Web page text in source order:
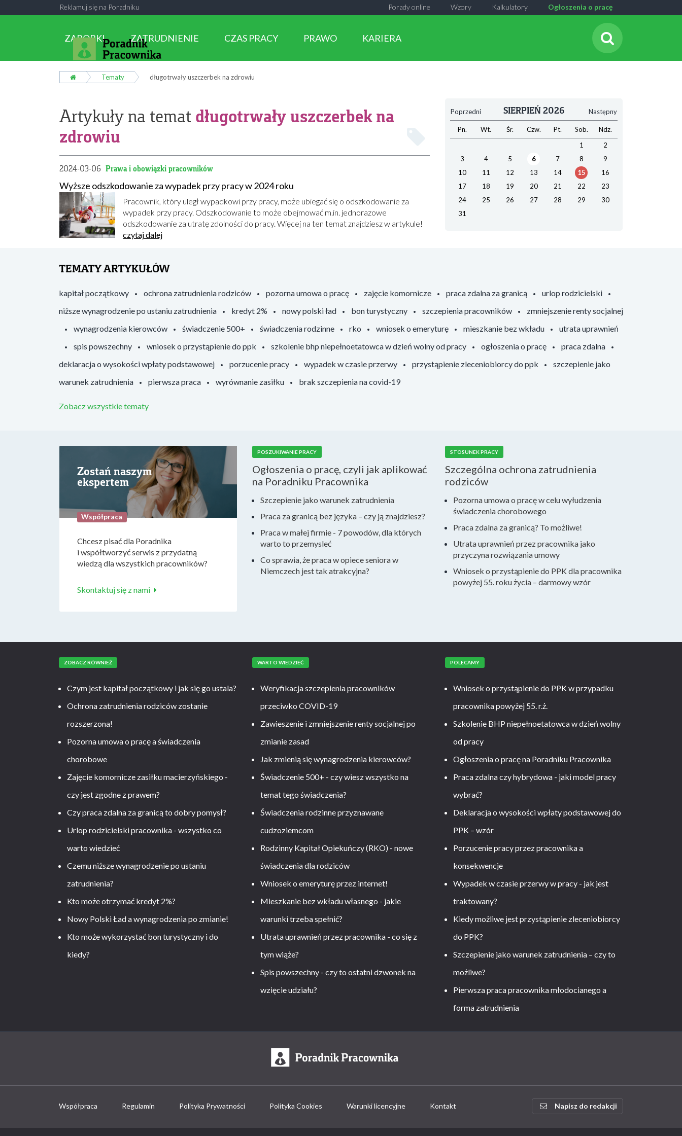
Reklamuj się na Poradniku Ogłoszenia o pracę
Kalkulatory
Wzory
Porady online
ZAROBKI ZATRUDNIENIE CZAS PRACY PRAWO KARIERA
Tematy długotrwały uszczerbek na zdrowiu
Artykuły na temat długotrwały uszczerbek na
zdrowiu
2024-03-06 Prawa i obowiązki pracowników
Wyższe odszkodowanie za wypadek przy pracy w 2024 roku
Pracownik, który uległ wypadkowi przy pracy, może ubiegać się o odszkodowanie za
wypadek przy pracy. Odszkodowanie to może obejmować m.in. jednorazowe
odszkodowanie za utratę zdolności do pracy. Więcej na ten temat znajdziesz w artykule!
czytaj dalej
Poprzedni Następny
SIERPIEŃ 2026
Pn. Wt. Śr. Czw. Pt. Sob.
Ndz.
1
2
3
4 5 6 7 8
9
10
11 12 13 14 15
16
17
18 19 20 21 22
23
24
25 26 27 28 29
30
31
TEMATY ARTYKUŁÓW
kapitał początkowy ochrona zatrudnienia rodziców pozorna umowa o pracę zajęcie komornicze praca zdalna za granicą
urlop rodzicielski
niższe wynagrodzenie po ustaniu zatrudnienia
kredyt 2% nowy polski ład bon turystyczny szczepienia pracowników
zmniejszenie renty socjalnej
wynagrodzenia kierowców
świadczenie 500+ świadczenia rodzinne rko wniosek o emeryturę mieszkanie bez wkładu
utrata uprawnień
spis powszechny
wniosek o przystąpienie do ppk szkolenie bhp niepełnoetatowca w dzień wolny od pracy ogłoszenia o pracę
praca zdalna
deklaracja o wysokości wpłaty podstawowej
porzucenie pracy wypadek w czasie przerwy przystąpienie zleceniobiorcy do ppk
szczepienie jako
warunek zatrudnienia
pierwsza praca wyrównanie zasiłku brak szczepienia na covid-19
Zobacz wszystkie tematy
Zostań naszym
ekspertem
Współpraca
Chcesz pisać dla Poradnika
i współtworzyć serwis z przydatną
wiedzą dla wszystkich pracowników?
Skontaktuj się z nami
POSZUKIWANIE PRACY
Ogłoszenia o pracę, czyli jak aplikować
na Poradniku Pracownika
Szczepienie jako warunek zatrudnienia
Praca za granicą bez języka – czy ją znajdziesz?
Praca w małej firmie - 7 powodów, dla których
warto to przemysleć
Co sprawia, że praca w opiece seniora w
Niemczech jest tak atrakcyjna?
STOSUNEK PRACY
Szczególna ochrona zatrudnienia
rodziców
Pozorna umowa o pracę w celu wyłudzenia
świadczenia chorobowego
Praca zdalna za granicą? To możliwe!
Utrata uprawnień przez pracownika jako
przyczyna rozwiązania umowy
Wniosek o przystąpienie do PPK dla pracownika
powyżej 55. roku życia – darmowy wzór
ZOBACZ RÓWNIEŻ
Czym jest kapitał początkowy i jak się go ustala?
Ochrona zatrudnienia rodziców zostanie
rozszerzona!
Pozorna umowa o pracę a świadczenia
chorobowe
Zajęcie komornicze zasiłku macierzyńskiego -
czy jest zgodne z prawem?
Czy praca zdalna za granicą to dobry pomysł?
Urlop rodzicielski pracownika - wszystko co
warto wiedzieć
Czemu niższe wynagrodzenie po ustaniu
zatrudnienia?
Kto może otrzymać kredyt 2%?
Nowy Polski Ład a wynagrodzenia po zmianie!
Kto może wykorzystać bon turystyczny i do
kiedy?
WARTO WIEDZIEĆ
Weryfikacja szczepienia pracowników
przeciwko COVID-19
Zawieszenie i zmniejszenie renty socjalnej po
zmianie zasad
Jak zmienią się wynagrodzenia kierowców?
Świadczenie 500+ - czy wiesz wszystko na
temat tego świadczenia?
Świadczenia rodzinne przyznawane
cudzoziemcom
Rodzinny Kapitał Opiekuńczy (RKO) - nowe
świadczenia dla rodziców
Wniosek o emeryturę przez internet!
Mieszkanie bez wkładu własnego - jakie
warunki trzeba spełnić?
Utrata uprawnień przez pracownika - co się z
tym wiąże?
Spis powszechny - czy to ostatni dzwonek na
wzięcie udziału?
POLECAMY
Wniosek o przystąpienie do PPK w przypadku
pracownika powyżej 55. r.ż.
Szkolenie BHP niepełnoetatowca w dzień wolny
od pracy
Ogłoszenia o pracę na Poradniku Pracownika
Praca zdalna czy hybrydowa - jaki model pracy
wybrać?
Deklaracja o wysokości wpłaty podstawowej do
PPK – wzór
Porzucenie pracy przez pracownika a
konsekwencje
Wypadek w czasie przerwy w pracy - jak jest
traktowany?
Kiedy możliwe jest przystąpienie zleceniobiorcy
do PPK?
Szczepienie jako warunek zatrudnienia – czy to
możliwe?
Pierwsza praca pracownika młodocianego a
forma zatrudnienia
Współpraca Regulamin Polityka Prywatności Polityka Cookies Warunki licencyjne Kontakt Napisz do redakcji